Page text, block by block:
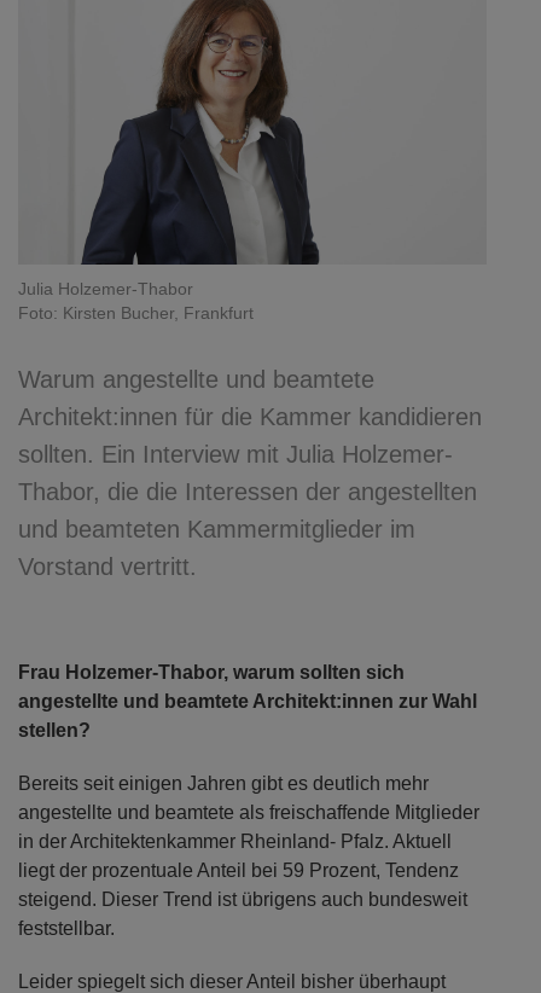
Julia Holzemer-Thabor
Foto: Kirsten Bucher, Frankfurt
Warum angestellte und beamtete
Architekt:innen für die Kammer kandidieren
sollten. Ein Interview mit Julia Holzemer-
Thabor, die die Interessen der angestellten
und beamteten Kammermitglieder im
Vorstand vertritt.
Frau Holzemer-Thabor, warum sollten sich
angestellte und beamtete Architekt:innen zur Wahl
stellen?
Bereits seit einigen Jahren gibt es deutlich mehr
angestellte und beamtete als freischaffende Mitglieder
in der Architektenkammer Rheinland- Pfalz. Aktuell
liegt der prozentuale Anteil bei 59 Prozent, Tendenz
steigend. Dieser Trend ist übrigens auch bundesweit
feststellbar.
Leider spiegelt sich dieser Anteil bisher überhaupt